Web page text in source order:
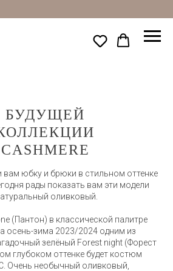
юбку и брюки в стильном оттенке
рады показать вам эти модели
оливковый.
(Пантон) в классической палитре
осень-зима 2023/2024 одним из
зелёный Forest night (Форест
глубоком оттенке будет костюм
Очень необычный оливковый,